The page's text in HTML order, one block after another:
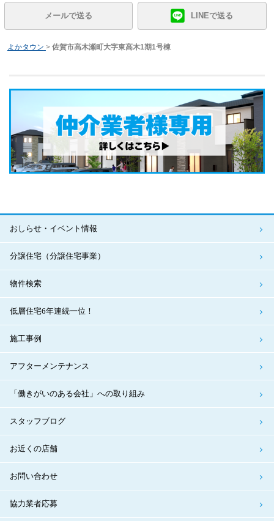
メールで送る LINEで送る
よかタウン > 佐賀市高木瀬町大字東高木1期1号棟
おしらせ・イベント情報
分譲住宅（分譲住宅事業）
物件検索
低層住宅6年連続一位！
施工事例
アフターメンテナンス
「働きがいのある会社」への取り組み
スタッフブログ
お近くの店舗
お問い合わせ
協力業者応募